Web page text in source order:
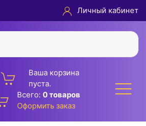
Личный кабинет
Ваша корзина
пуста.
Всего: 0 товаров
Оформить заказ